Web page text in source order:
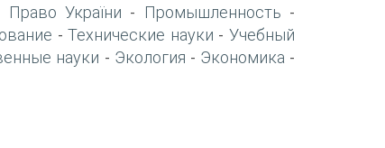
Право України - Промышленность -
-Технические науки -Учебный
науки - Экология - Экономика -